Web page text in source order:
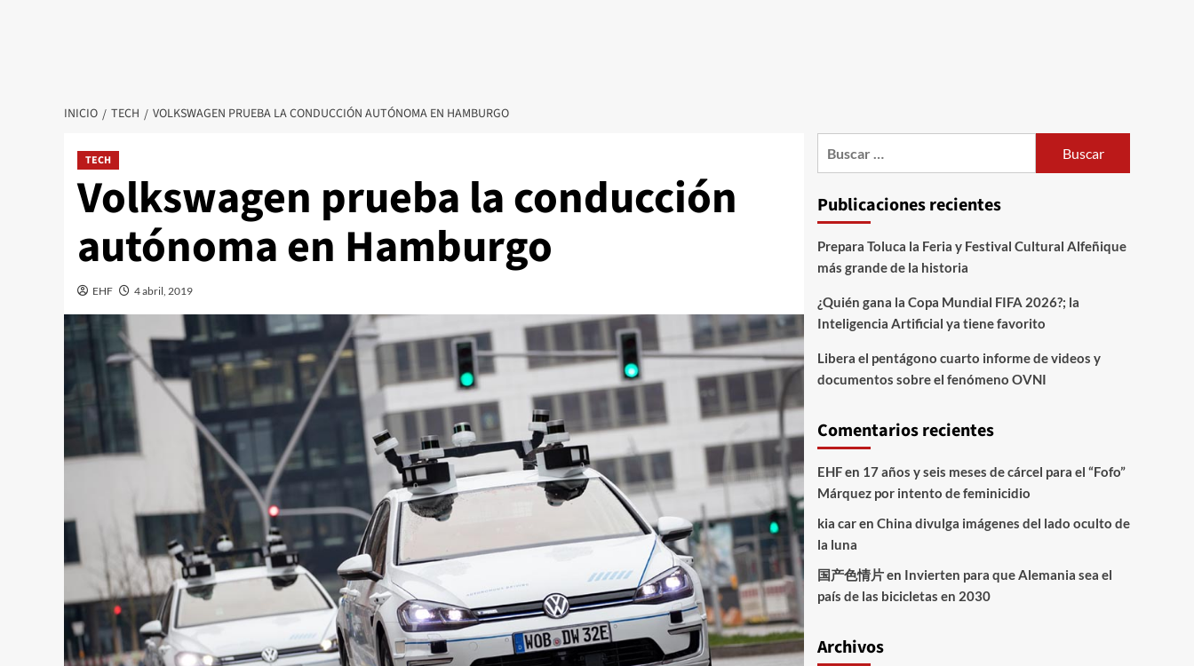
INICIO TECH VOLKSWAGEN PRUEBA LA CONDUCCIÓN AUTÓNOMA EN HAMBURGO
TECH
Volkswagen prueba la conducción
autónoma en Hamburgo
EHF 4 abril, 2019
Publicaciones recientes
Prepara Toluca la Feria y Festival Cultural Alfeñique
más grande de la historia
¿Quién gana la Copa Mundial FIFA 2026?; la
Inteligencia Artificial ya tiene favorito
Libera el pentágono cuarto informe de videos y
documentos sobre el fenómeno OVNI
Comentarios recientes
EHFen 17 años y seis meses de cárcel para el “Fofo”
Márquez por intento de feminicidio
kia caren China divulga imágenes del lado oculto de
la luna
国产色情片en Invierten para que Alemania sea el
país de las bicicletas en 2030
Archivos